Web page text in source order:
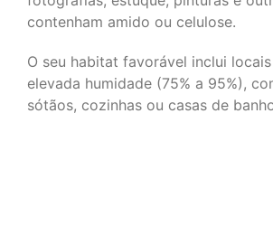
contenham amido ou celulose.
O seu habitat favorável inclui
elevada humidade (75% a 95%),
sótãos, cozinhas ou casas de